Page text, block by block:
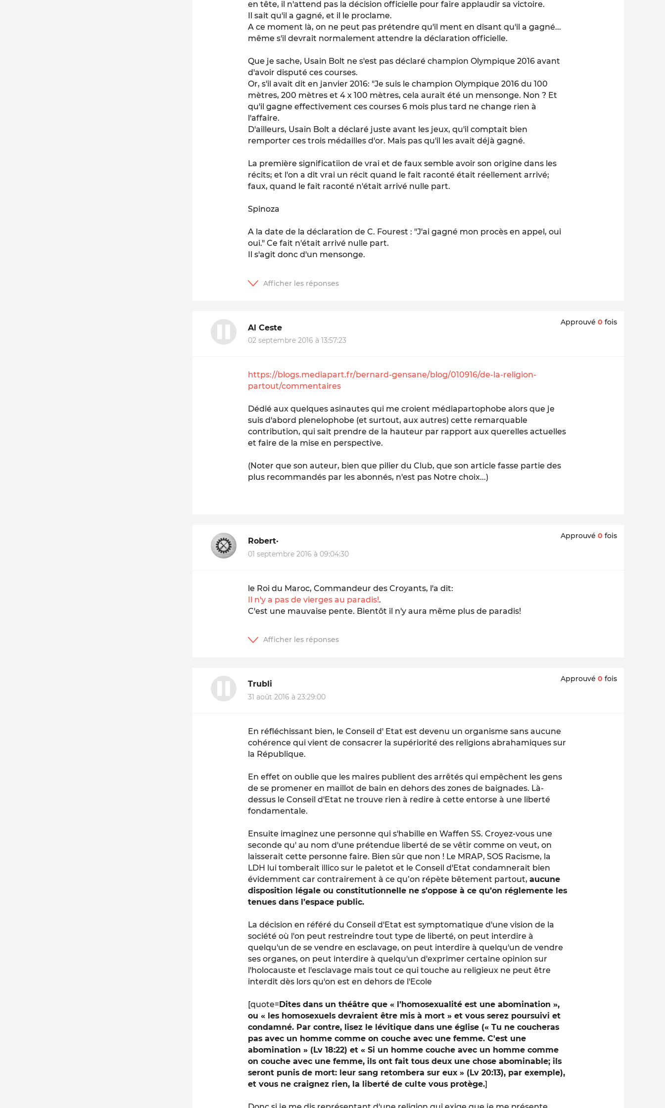
en tête, il n'attend pas la décision officielle pour faire applaudir sa victoire.
Il sait qu'il a gagné, et il le proclame.
A ce moment là, on ne peut pas prétendre qu'il ment en disant qu'il a gagné...
même s'il devrait normalement attendre la déclaration officielle.
Que je sache, Usain Bolt ne s'est pas déclaré champion Olympique 2016 avant
d'avoir disputé ces courses.
Or, s'il avait dit en janvier 2016: "Je suis le champion Olympique 2016 du 100
mètres, 200 mètres et 4 x 100 mètres, cela aurait été un mensonge. Non ? Et
qu'il gagne effectivement ces courses 6 mois plus tard ne change rien à
l'affaire.
D'ailleurs, Usain Bolt a déclaré juste avant les jeux, qu'il comptait bien
remporter ces trois médailles d'or. Mais pas qu'il les avait déjà gagné.
La première significatiion de vrai et de faux semble avoir son origine dans les
récits; et l'on a dit vrai un récit quand le fait raconté était réellement arrivé;
faux, quand le fait raconté n'était arrivé nulle part.
Spinoza
A la date de la déclaration de C. Fourest : "J'ai gagné mon procès en appel, oui
oui." Ce fait n'était arrivé nulle part.
Il s'agit donc d'un mensonge.
Al Ceste
02 septembre 2016 à 13:57:23
Approuvé 0 fois
https://blogs.mediapart.fr/bernard-gensane/blog/010916/de-la-religion-
partout/commentaires
Dédié aux quelques asinautes qui me croient médiapartophobe alors que je
suis d'abord plenelophobe (et surtout, aux autres) cette remarquable
contribution, qui sait prendre de la hauteur par rapport aux querelles actuelles
et faire de la mise en perspective.
(Noter que son auteur, bien que pilier du Club, que son article fasse partie des
plus recommandés par les abonnés, n'est pas Notre choix...)
Robert·
01 septembre 2016 à 09:04:30
Approuvé 0 fois
le Roi du Maroc, Commandeur des Croyants, l'a dit:
Il n'y a pas de vierges au paradis!.
C'est une mauvaise pente. Bientôt il n'y aura même plus de paradis!
Trubli
31 août 2016 à 23:29:00
Approuvé 0 fois
En réfléchissant bien, le Conseil d' Etat est devenu un organisme sans aucune
cohérence qui vient de consacrer la supériorité des religions abrahamiques sur
la République.
En effet on oublie que les maires publient des arrêtés qui empêchent les gens
de se promener en maillot de bain en dehors des zones de baignades. Là-
dessus le Conseil d'Etat ne trouve rien à redire à cette entorse à une liberté
fondamentale.
Ensuite imaginez une personne qui s'habille en Waffen SS. Croyez-vous une
seconde qu' au nom d'une prétendue liberté de se vêtir comme on veut, on
laisserait cette personne faire. Bien sûr que non ! Le MRAP, SOS Racisme, la
LDH lui tomberait illico sur le paletot et le Conseil d'Etat condamnerait bien
évidemment car contrairement à ce qu’on répète bêtement partout,aucune
disposition légale ou constitutionnelle ne s’oppose à ce qu’on réglemente les
tenues dans l’espace public.
La décision en référé du Conseil d'Etat est symptomatique d'une vision de la
société où l'on peut restreindre tout type de liberté, on peut interdire à
quelqu'un de se vendre en esclavage, on peut interdire à quelqu'un de vendre
ses organes, on peut interdire à quelqu'un d'exprimer certaine opinion sur
l'holocauste et l'esclavage mais tout ce qui touche au religieux ne peut être
interdit dès lors qu'on est en dehors de l'Ecole
[quote=Dites dans un théâtre que « l’homosexualité est une abomination »,
ou « les homosexuels devraient être mis à mort » et vous serez poursuivi et
condamné. Par contre, lisez le lévitique dans une église (« Tu ne coucheras
pas avec un homme comme on couche avec une femme. C'est une
abomination » (Lv 18:22) et « Si un homme couche avec un homme comme
on couche avec une femme, ils ont fait tous deux une chose abominable; ils
seront punis de mort: leur sang retombera sur eux » (Lv 20:13), par exemple),
et vous ne craignez rien, la liberté de culte vous protège.]